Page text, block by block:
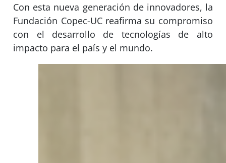
Con esta nueva generación de innovadores, la
Fundación Copec-UC reafirma su compromiso
con el desarrollo de tecnologías de alto
impacto para el país y el mundo.